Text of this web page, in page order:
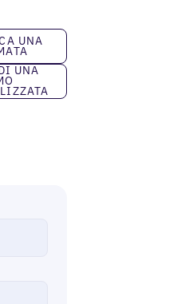
UNA
personalizzata
UNA